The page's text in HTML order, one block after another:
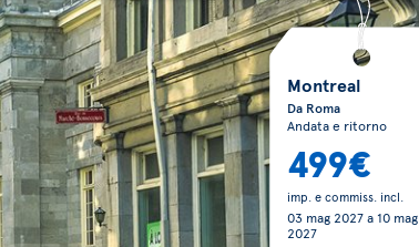
Montreal
Da Roma
Andata e ritorno
499€
imp. e commiss. incl.
03 mag 2027a 10 mag
2027